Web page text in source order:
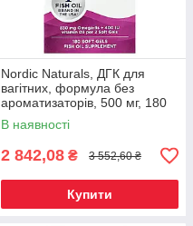
Nordic Naturals, ДГК для
вагітних, формула без
ароматизаторів, 500 мг, 180
желатинових капсул, Київ
В наявності
2 842,08 ₴ 3 552,60 ₴
Купити